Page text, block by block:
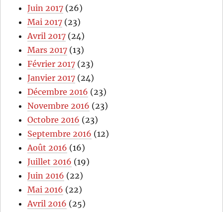
Juin 2017 (26)
Mai 2017 (23)
Avril 2017 (24)
Mars 2017 (13)
Février 2017 (23)
Janvier 2017 (24)
Décembre 2016 (23)
Novembre 2016 (23)
Octobre 2016 (23)
Septembre 2016 (12)
Août 2016 (16)
Juillet 2016 (19)
Juin 2016 (22)
Mai 2016 (22)
Avril 2016 (25)